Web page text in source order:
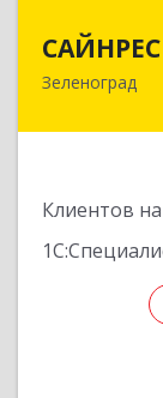
САЙНРЕС
Зеленоград
Клиентов
124365,